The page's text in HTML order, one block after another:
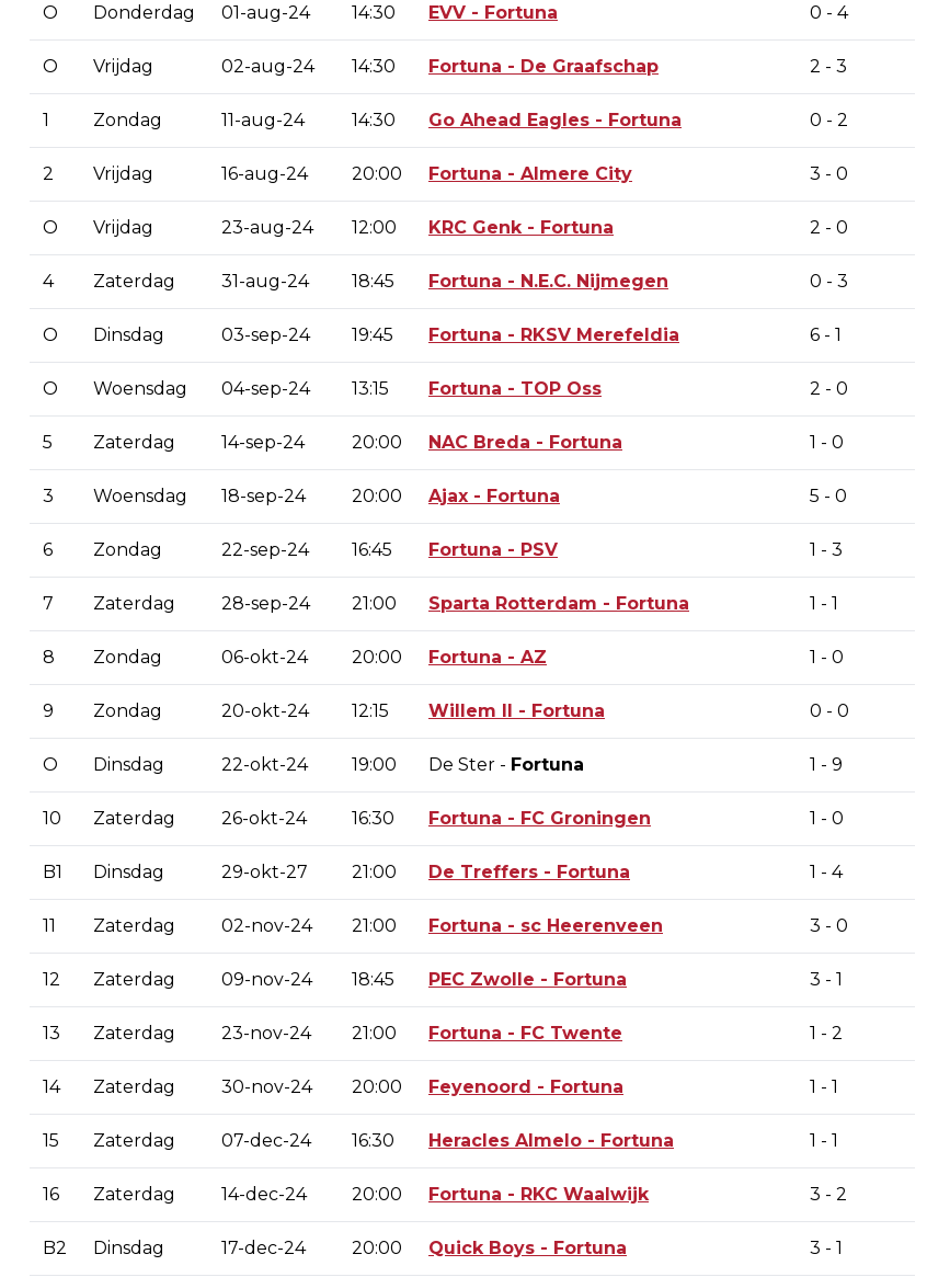
O Donderdag 01-aug-24 14:30 EVV - Fortuna 0 - 4
O Vrijdag 02-aug-24 14:30 Fortuna - De Graafschap 2 - 3
1 Zondag 11-aug-24 14:30 Go Ahead Eagles - Fortuna 0 - 2
2 Vrijdag 16-aug-24 20:00 Fortuna - Almere City 3 - 0
O Vrijdag 23-aug-24 12:00 KRC Genk - Fortuna 2 - 0
4 Zaterdag 31-aug-24 18:45 Fortuna - N.E.C. Nijmegen 0 - 3
O Dinsdag 03-sep-24 19:45 Fortuna - RKSV Merefeldia 6 - 1
O Woensdag 04-sep-24 13:15 Fortuna - TOP Oss 2 - 0
5 Zaterdag 14-sep-24 20:00 NAC Breda - Fortuna 1 - 0
3 Woensdag 18-sep-24 20:00 Ajax - Fortuna 5 - 0
6 Zondag 22-sep-24 16:45 Fortuna - PSV 1 - 3
7 Zaterdag 28-sep-24 21:00 Sparta Rotterdam - Fortuna 1 - 1
8 Zondag 06-okt-24 20:00 Fortuna - AZ 1 - 0
9 Zondag 20-okt-24 12:15 Willem II - Fortuna 0 - 0
O Dinsdag 22-okt-24 19:00 De Ster - Fortuna 1 - 9
10 Zaterdag 26-okt-24 16:30 Fortuna - FC Groningen 1 - 0
B1 Dinsdag 29-okt-27 21:00 De Treffers - Fortuna 1 - 4
11 Zaterdag 02-nov-24 21:00 Fortuna - sc Heerenveen 3 - 0
12 Zaterdag 09-nov-24 18:45 PEC Zwolle - Fortuna 3 - 1
13 Zaterdag 23-nov-24 21:00 Fortuna - FC Twente 1 - 2
14 Zaterdag 30-nov-24 20:00 Feyenoord - Fortuna 1 - 1
15 Zaterdag 07-dec-24 16:30 Heracles Almelo - Fortuna 1 - 1
16 Zaterdag 14-dec-24 20:00 Fortuna - RKC Waalwijk 3 - 2
B2 Dinsdag 17-dec-24 20:00 Quick Boys - Fortuna 3 - 1